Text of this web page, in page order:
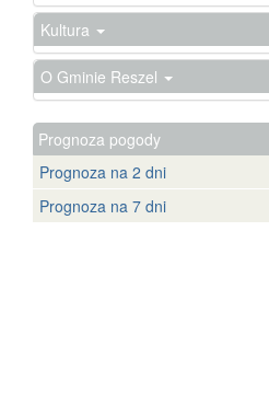
Kultura
O Gminie Reszel
Prognoza pogody
Prognoza na 2 dni
Prognoza na 7 dni